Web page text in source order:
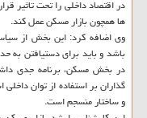
در اقتصاد داخلی را تحت تاثیر
ها همچون بازار مسکن عمل کند.
وی اضافه کرد: این بخش از
باشد و باید برای دستیافتن به
گذاران بر استفاده از توان
و ساختار منسجم است.